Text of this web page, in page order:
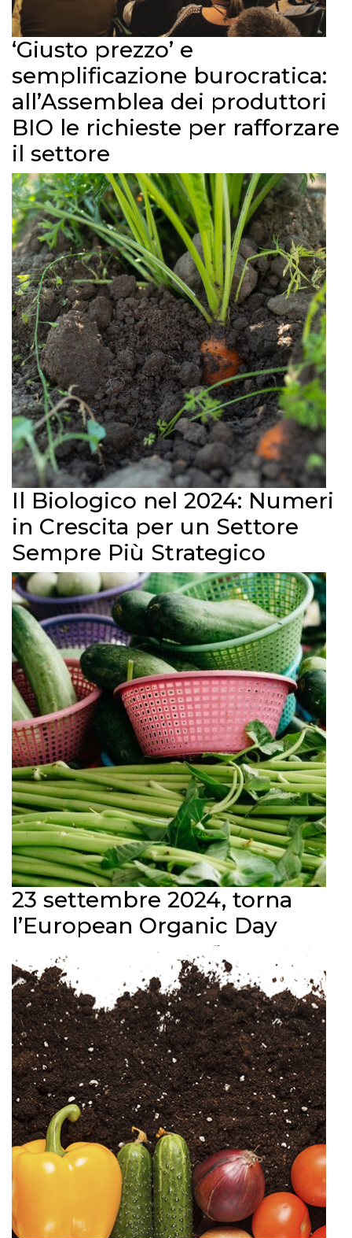
‘Giusto prezzo’ e
semplificazione burocratica:
all’Assemblea dei produttori
BIO le richieste per rafforzare
il settore
Il Biologico nel 2024: Numeri
in Crescita per un Settore
Sempre Più Strategico
23 settembre 2024, torna
l’European Organic Day